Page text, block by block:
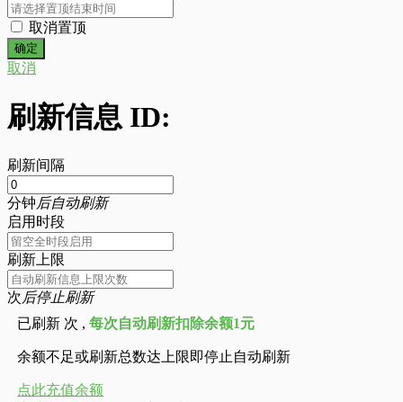
取消置顶
取消
刷新信息 ID:
刷新间隔
分钟后自动刷新
启用时段
刷新上限
次后停止刷新
已刷新次 ,每次自动刷新扣除余额1元
余额不足或刷新总数达上限即停止自动刷新
点此充值余额